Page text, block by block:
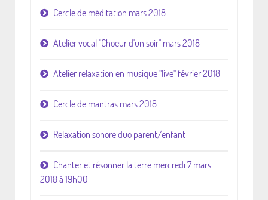
Cercle de méditation mars 2018
Atelier vocal "Choeur d'un soir" mars 2018
Atelier relaxation en musique "live" février 2018
Cercle de mantras mars 2018
Relaxation sonore duo parent/enfant
Chanter et résonner la terre mercredi 7 mars
2018 à 19h00